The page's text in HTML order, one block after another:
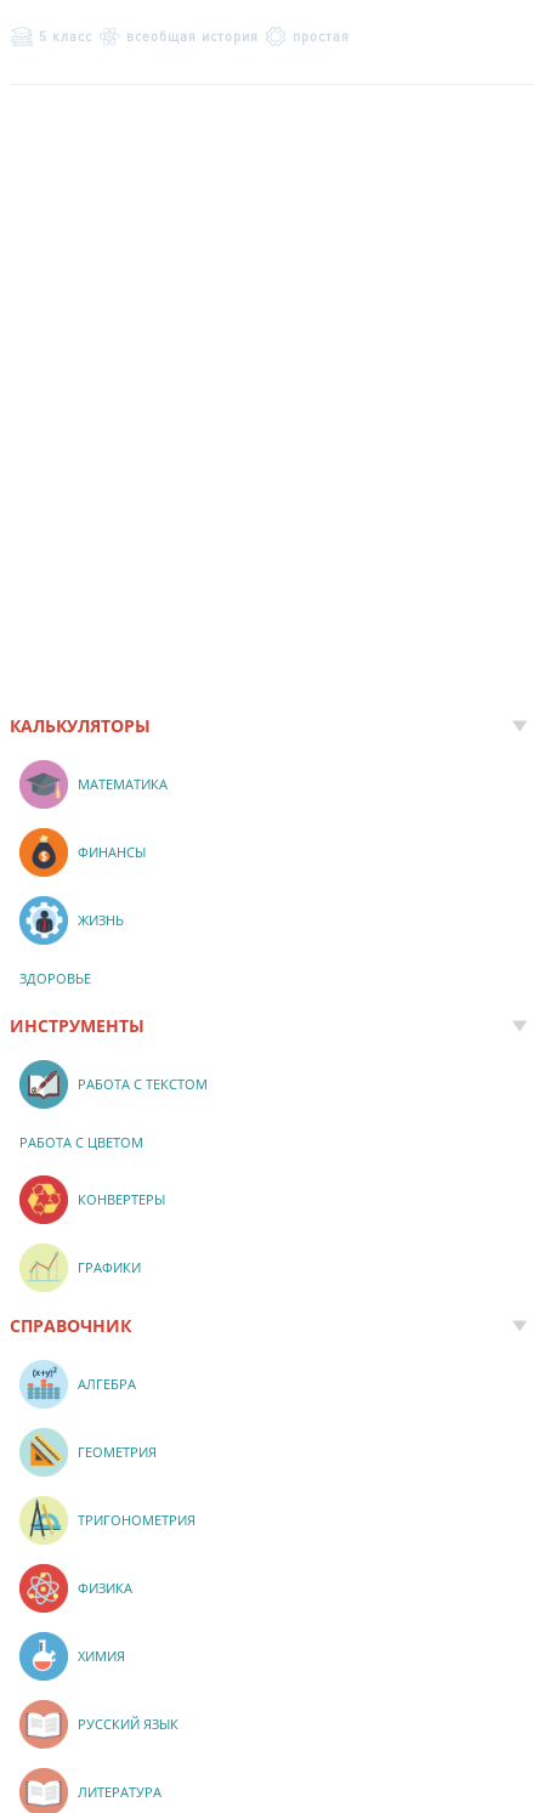
5 класс всеобщая история простая
КАЛЬКУЛЯТОРЫ
МАТЕМАТИКА
ФИНАНСЫ
ЖИЗНЬ
ЗДОРОВЬЕ
ИНСТРУМЕНТЫ
РАБОТА С ТЕКСТОМ
РАБОТА С ЦВЕТОМ
КОНВЕРТЕРЫ
ГРАФИКИ
СПРАВОЧНИК
АЛГЕБРА
ГЕОМЕТРИЯ
ТРИГОНОМЕТРИЯ
ФИЗИКА
ХИМИЯ
РУССКИЙ ЯЗЫК
ЛИТЕРАТУРА